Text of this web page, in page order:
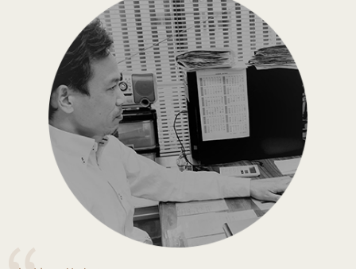
お問い合わせ